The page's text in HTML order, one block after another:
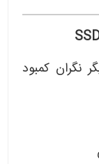
نگران کمبود